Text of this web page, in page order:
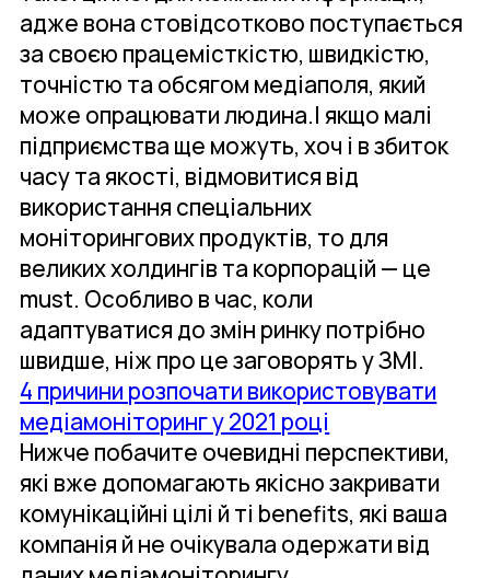
адже вона стовідсотково поступається
за своєю працемісткістю, швидкістю,
точністю та обсягом медіаполя, який
може опрацювати людина.І якщо малі
підприємства ще можуть, хоч і в збиток
часу та якості, відмовитися від
використання спеціальних
моніторингових продуктів, то для
великих холдингів та корпорацій — це
must. Особливо в час, коли
адаптуватися до змін ринку потрібно
швидше, ніж про це заговорять у ЗМІ.
4 причини розпочати використовувати
медіамоніторинг у 2021 році
Нижче побачите очевидні перспективи,
які вже допомагають якісно закривати
комунікаційні цілі й ті benefits, які ваша
компанія й не очікувала одержати від